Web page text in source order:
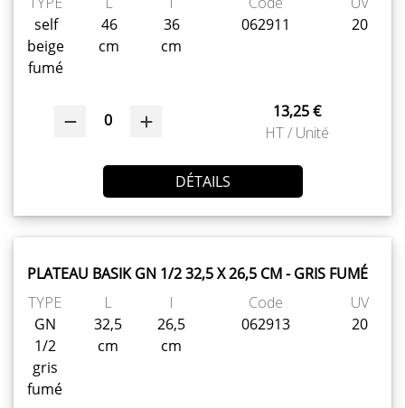
self
beige
fumé
46
cm
36
cm
062911
20
0
13,25 €
HT / Unité
DÉTAILS
PLATEAU BASIK GN 1/2 32,5 X 26,5 CM - GRIS FUMÉ
TYPE
GN
1/2
gris
fumé
L
32,5
cm
l
26,5
cm
Code
062913
UV
20